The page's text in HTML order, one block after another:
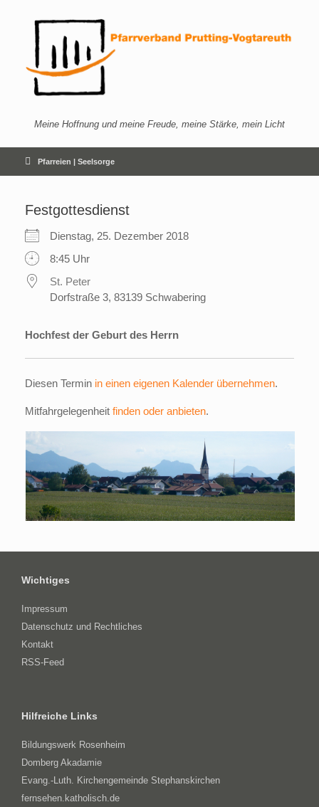
Meine Hoffnung und meine Freude, meine Stärke, mein Licht
Pfarreien | Seelsorge
Festgottesdienst
Dienstag, 25. Dezember 2018
8:45 Uhr
St. Peter
Dorfstraße 3, 83139 Schwabering
Hochfest der Geburt des Herrn
Diesen Termin in einen eigenen Kalender übernehmen.
Mitfahrgelegenheit finden oder anbieten.
Wichtiges
Impressum
Datenschutz und Rechtliches
Kontakt
RSS-Feed
Hilfreiche Links
Bildungswerk Rosenheim
Domberg Akadamie
Evang.-Luth. Kirchengemeinde Stephanskirchen
fernsehen.katholisch.de